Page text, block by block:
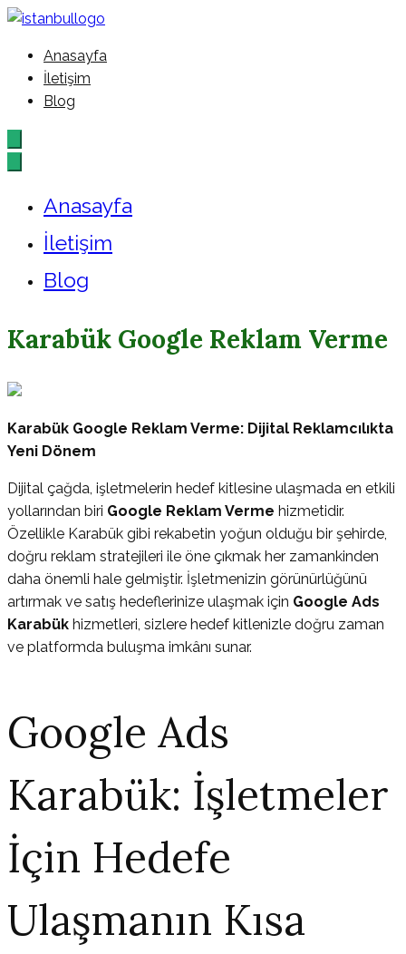
İçeriğe
İstanbul – Google – Reklam –
Ajansı
Anasayfa
İletişim
Blog
Anasayfa
İletişim
Blog
Karabük Google Reklam Verme
Karabük Google Reklam Verme: Dijital Reklamcılıkta
Yeni Dönem
Dijital çağda, işletmelerin hedef kitlesine ulaşmada en etkili
yollarından biri Google Reklam Verme hizmetidir.
Özellikle Karabük gibi rekabetin yoğun olduğu bir şehirde,
doğru reklam stratejileri ile öne çıkmak her zamankinden
daha önemli hale gelmiştir. İşletmenizin görünürlüğünü
artırmak ve satış hedeflerinize ulaşmak için Google Ads
Karabük hizmetleri, sizlere hedef kitlenizle doğru zaman
ve platformda buluşma imkânı sunar.
Google Ads
Karabük: İşletmeler
İçin Hedefe
Ulaşmanın Kısa